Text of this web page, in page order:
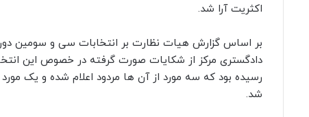
اکثریت آرا شد.
بر اساس گزارش هیات نظارت بر انتخابات سی و سومین
رسیده بود که سه مورد از آن ها مردود اعلام شده و یک مورد
شد.